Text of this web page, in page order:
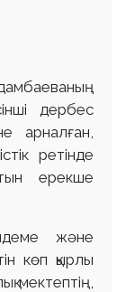
дербес
арналған,
ретінде
ерекше
және
көп қырлы
мектептің,